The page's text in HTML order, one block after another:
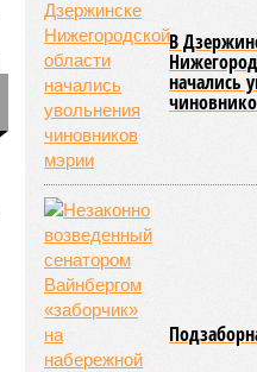
В
начались